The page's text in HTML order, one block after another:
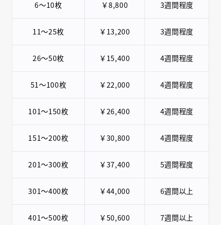
6〜10枚 ￥8,800 3週間程度
11〜25枚 ￥13,200 3週間程度
26〜50枚 ￥15,400 4週間程度
51〜100枚 ￥22,000 4週間程度
101～150枚 ￥26,400 4週間程度
151〜200枚 ￥30,800 4週間程度
201〜300枚 ￥37,400 5週間程度
301〜400枚 ￥44,000 6週間以上
401〜500枚 ￥50,600 7週間以上